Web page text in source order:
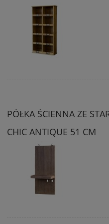
PÓŁKA ŚCIENNA ZE
CHIC ANTIQUE 51 CM